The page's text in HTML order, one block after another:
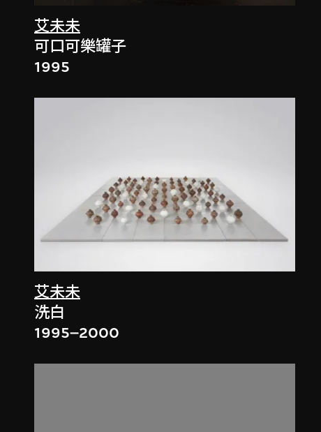
艾未未
可口可樂罐子
1995
艾未未
洗白
1995–2000